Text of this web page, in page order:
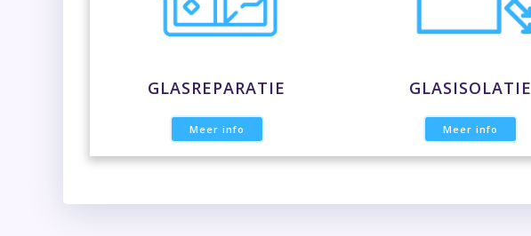
GLASREPARATIE
Meer info
GLASISOLATIE
Meer info